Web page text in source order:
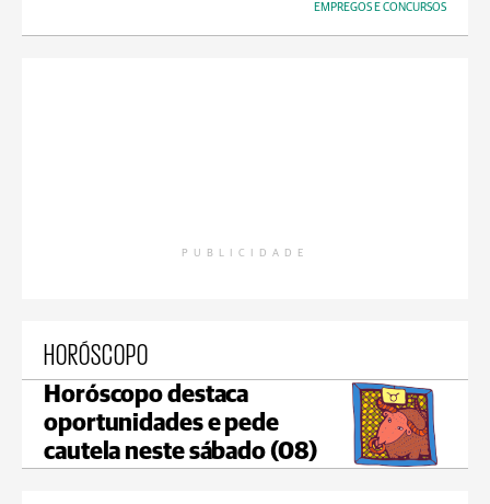
EMPREGOS E CONCURSOS
PUBLICIDADE
HORÓSCOPO
Horóscopo destaca
oportunidades e pede
cautela neste sábado (08)